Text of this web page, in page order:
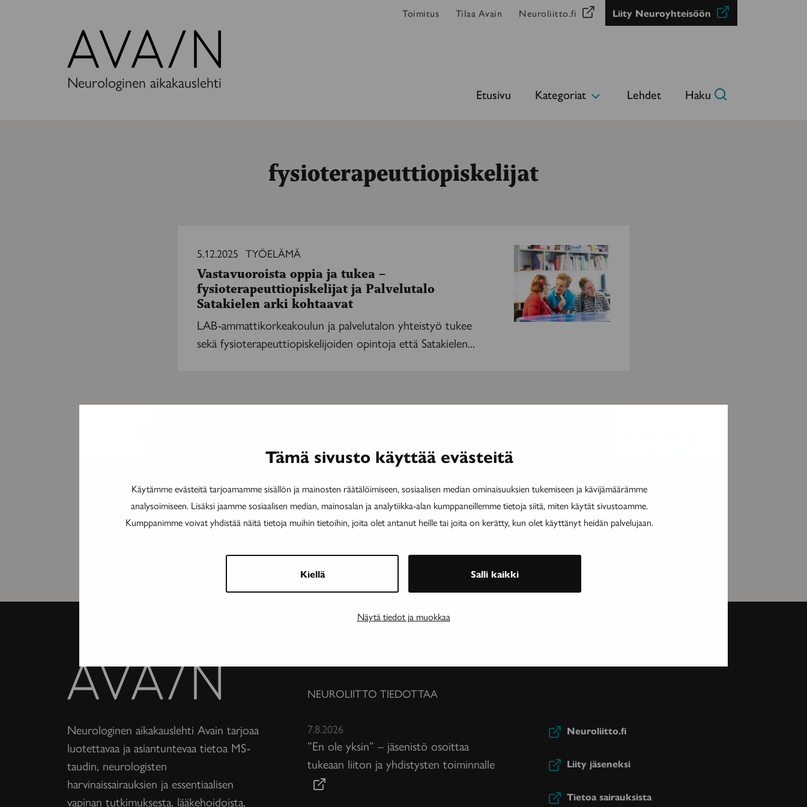
Tämä sivusto käyttää evästeitä
Käytämme evästeitä tarjoamamme sisällön ja mainosten räätälöimiseen, sosiaalisen median ominaisuuksien tukemiseen ja kävijämäärämme
analysoimiseen. Lisäksi jaamme sosiaalisen median, mainosalan ja analytiikka-alan kumppaneillemme tietoja siitä, miten käytät sivustoamme.
Kumppanimme voivat yhdistää näitä tietoja muihin tietoihin, joita olet antanut heille tai joita on kerätty, kun olet käyttänyt heidän palvelujaan.
Kiellä Salli kaikki
Näytä tiedot ja muokkaa
lehti
Neurologinen aikakauslehti
Toimitus Tilaa Avain Neuroliitto.fi Liity Neuroyhteisöön
Etusivu
Kategoriat
Lehdet Haku
fysioterapeuttiopiskelijat
oppia
tukea
fysioterapeuttiopiskelijat
Palvelutalo
Satakielen
5.12.2025 TYÖELÄMÄ
Vastavuoroista oppia ja tukea –
fysioterapeuttiopiskelijat ja Palvelutalo
Satakielen arki kohtaavat
LAB-ammattikorkeakoulun ja palvelutalon yhteistyö tukee
sekä fysioterapeuttiopiskelijoiden opintoja että Satakielen...
lehti
Neurologinen aikakauslehti Avain tarjoaa
luotettavaa ja asiantuntevaa tietoa MS-
taudin, neurologisten
harvinaissairauksien ja essentiaalisen
vapinan tutkimuksesta, lääkehoidoista,
NEUROLIITTO TIEDOTTAA
7.8.2026
”En ole yksin” – jäsenistö osoittaa
tukeaan liiton ja yhdistysten toiminnalle
Neuroliitto.fi
Liity jäseneksi
Tietoa sairauksista